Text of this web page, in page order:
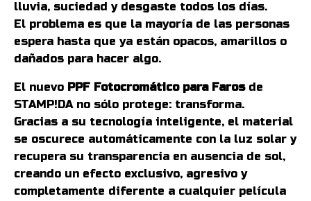
lluvia, suciedad y desgaste todos los días.
El problema es que la mayoría de las personas
espera hasta que ya están opacos, amarillos o
dañados para hacer algo.
El nuevo PPF Fotocromático para Farosde
STAMP!DA no sólo protege: transforma.
Gracias a su tecnología inteligente, el material
se oscurece automáticamente con la luz solar y
recupera su transparencia en ausencia de sol,
creando un efecto exclusivo, agresivo y
completamente diferente a cualquier película